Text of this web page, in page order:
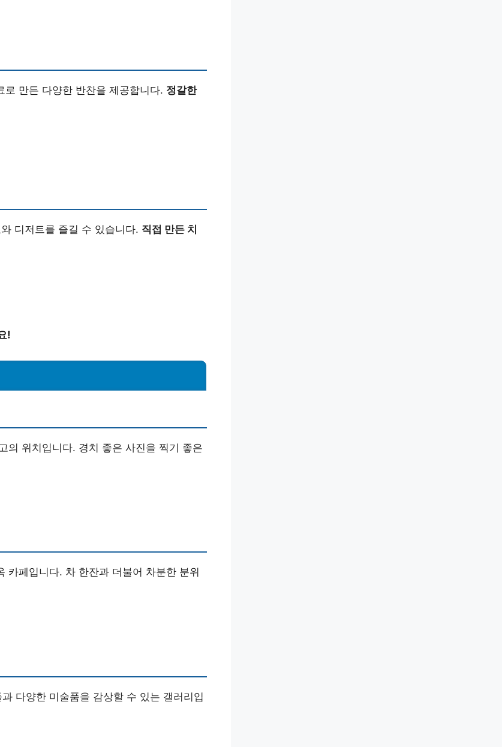
만든 다양한 반찬을 제공합니다. 정갈한
디저트를 즐길 수 있습니다. 직접 만든 치
!
의 위치입니다. 경치 좋은 사진을 찍기 좋은
카페입니다. 차 한잔과 더불어 차분한 분위
다양한 미술품을 감상할 수 있는 갤러리입